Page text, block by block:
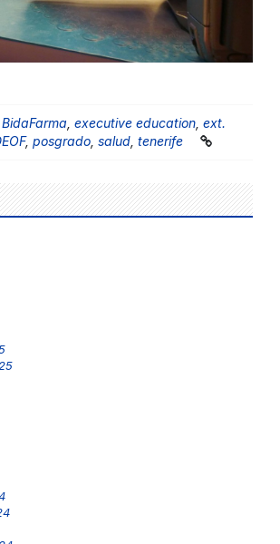
BidaFarma executive education ext.
, posgrado salud tenerife